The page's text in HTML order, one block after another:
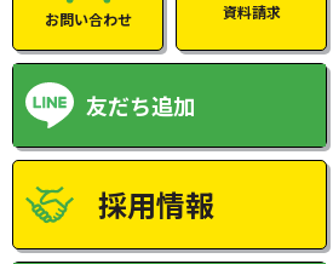
お問い合わせ 資料請求
友だち追加
採用情報